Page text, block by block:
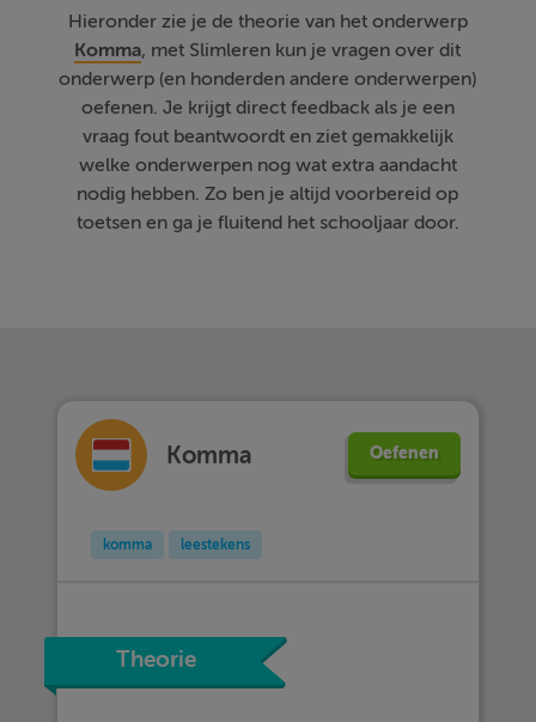
Hieronder zie je de theorie van het onderwerp
Komma, met Slimleren kun je vragen over dit
onderwerp (en honderden andere onderwerpen)
oefenen. Je krijgt direct feedback als je een
vraag fout beantwoordt en ziet gemakkelijk
welke onderwerpen nog wat extra aandacht
nodig hebben. Zo ben je altijd voorbereid op
toetsen en ga je fluitend het schooljaar door.
Komma Oefenen
komma leestekens
Theorie